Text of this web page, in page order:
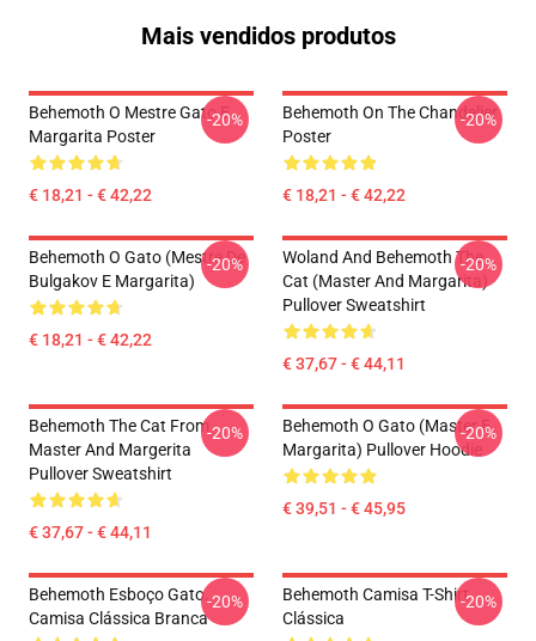
Mais vendidos produtos
Behemoth O Mestre Gato E
Margarita Poster
€ 18,21 - € 42,22
-20%
Behemoth On The Chandelier
Poster
€ 18,21 - € 42,22
-20%
Behemoth O Gato (Mestre De
Bulgakov E Margarita)
€ 18,21 - € 42,22
-20%
Woland And Behemoth The
Cat (Master And Margarita)
Pullover Sweatshirt
€ 37,67 - € 44,11
-20%
Behemoth The Cat From
Master And Margerita
Pullover Sweatshirt
€ 37,67 - € 44,11
-20%
Behemoth O Gato (Master E
Margarita) Pullover Hoodie
€ 39,51 - € 45,95
-20%
Behemoth Esboço Gato.
Camisa Clássica Branca
-20%
Behemoth Camisa T-Shirt
Clássica
-20%